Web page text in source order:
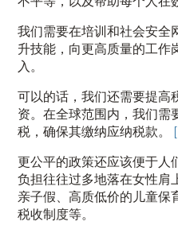
我们需要在培训和社会安
升技能，向更高质量的工
入。
可以的话，我们还需要提
资。在全球范围内，我们
税，确保其缴纳应纳税款。
更公平的政策还应该便于
负担往往过多地落在女性
亲子假、高质低价的儿童
税收制度等。